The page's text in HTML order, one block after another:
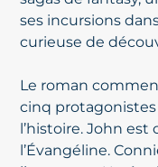
ses incursions
curieuse de
Le roman
cinq
l’histoire. John est
l’Évangéline.